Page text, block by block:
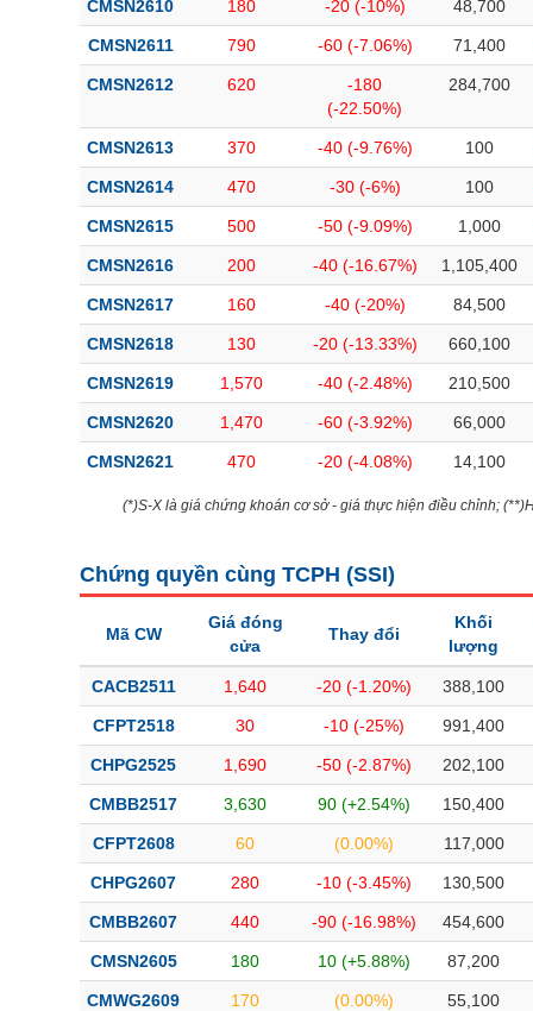
CMSN2610 180 -20 (-10%) 48,700
CMSN2611 790 -60 (-7.06%) 71,400
CMSN2612 620
-180
(-22.50%)
284,700
CMSN2613 370 -40 (-9.76%) 100
CMSN2614 470 -30 (-6%) 100
CMSN2615 500 -50 (-9.09%) 1,000
CMSN2616 200 -40 (-16.67%) 1,105,400
CMSN2617 160 -40 (-20%) 84,500
CMSN2618 130 -20 (-13.33%) 660,100
CMSN2619 1,570 -40 (-2.48%) 210,500
CMSN2620 1,470 -60 (-3.92%) 66,000
CMSN2621 470 -20 (-4.08%) 14,100
(*)S-X là giá chứng khoán cơ sở - giá thực hiện điều chỉnh;
Chứng quyền cùng TCPH (SSI)
Mã CW
Giá đóng
cửa
Thay đổi
Khối
lượng
CACB2511 1,640 -20 (-1.20%) 388,100
CFPT2518 30 -10 (-25%) 991,400
CHPG2525 1,690 -50 (-2.87%) 202,100
CMBB2517 3,630 90 (+2.54%) 150,400
CFPT2608 60 (0.00%) 117,000
CHPG2607 280 -10 (-3.45%) 130,500
CMBB2607 440 -90 (-16.98%) 454,600
CMSN2605 180 10 (+5.88%) 87,200
CMWG2609 170 (0.00%) 55,100
Bài viết của tác giả(-)
Báo cáo phân tích (-)
Thuật ngữ(-)
Dịch vụ(-)
Đào tạo
Sách tài chính
Công cụ đầu tư
Truyền thông tài chính
Dữ liệu tài chính